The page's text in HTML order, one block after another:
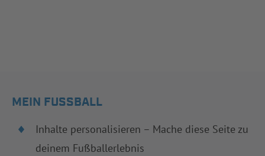
MEIN FUSSBALL
Inhalte personalisieren – Mache diese Seite zu
deinem Fußballerlebnis